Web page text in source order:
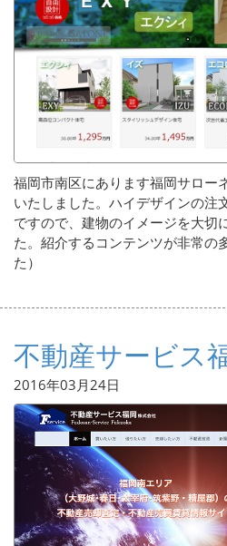
福岡市南区にあります福岡サロー
いたしました。ハイデザインの注
ですので、建物のイメージを大切
た。紹介するコンテンツが非常の
た）
不動産サービス
2016年03月24日